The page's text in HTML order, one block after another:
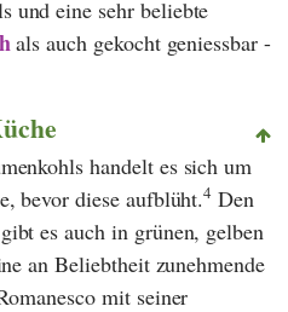
und eine sehr beliebte
als auch gekocht geniessbar -
handelt es sich um
bevor diese aufblüht.4 Den
es auch in grünen, gelben
an Beliebtheit zunehmende
mit seiner